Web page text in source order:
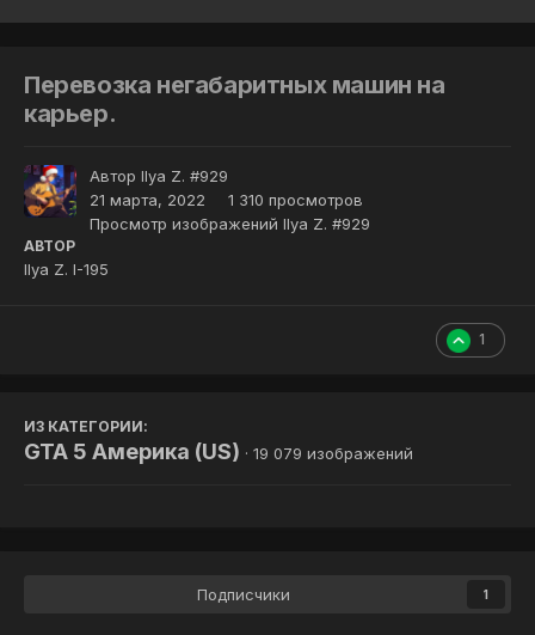
Перевозка негабаритных машин на
карьер.
Автор Ilya Z. #929
21 марта, 2022
1 310 просмотров
Просмотр изображений Ilya Z. #929
АВТОР
Ilya Z. I-195
1
ИЗ КАТЕГОРИИ:
GTA 5 Америка (US) · 19 079 изображений
Подписчики 1